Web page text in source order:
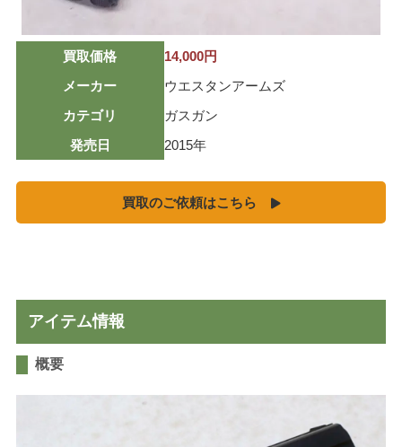
マルゼン
ウエスタンアームズ
KSC
K.T.W
タナカワークス
G&G
松栄製作所
お知らせ
買取価格
14,000円
メーカー
ウエスタンアームズ
カテゴリ
ガスガン
発売日
2015年
買取のご依頼はこちら
アイテム情報
概要